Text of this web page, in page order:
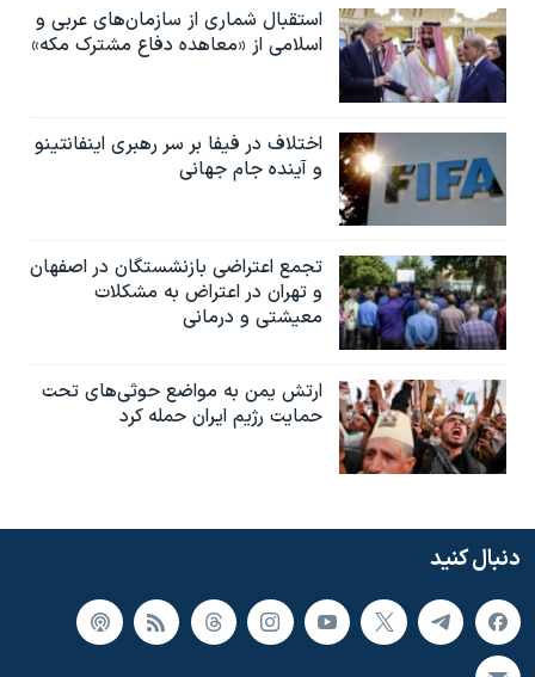
استقبال شماری از سازمان‌های عربی و
اسلامی از «معاهده دفاع مشترک مکه»
اختلاف در فیفا بر سر رهبری اینفانتینو
و آینده جام جهانی
تجمع اعتراضی بازنشستگان در اصفهان
و تهران در اعتراض به مشکلات
معیشتی و درمانی
ارتش یمن به مواضع حوثی‌های تحت
حمایت رژیم ایران حمله کرد
دنبال کنید